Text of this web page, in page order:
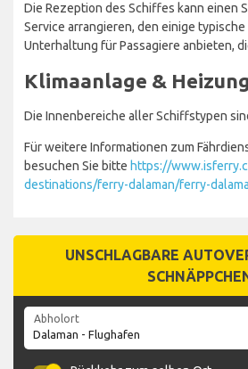
Die Rezeption des Schiffes kann einen
Service arrangieren, den einige
Unterhaltung für Passagiere anbieten,
Klimaanlage & Heizung
Die Innenbereiche aller Schiffstypen
Für weitere Informationen zum
besuchen Sie bitte https://
destinations/ferry-dalaman/ferry-
UNSCHLAGBARE
SCHNÄPPCHEN
Abholort